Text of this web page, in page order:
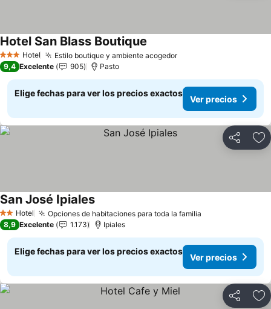
3 Estrellas
Hotel Estilo boutique y ambiente acogedorVer precios
Hotel San Blass Boutique
9,4 Excelente 905 Pasto
Elige fechas para ver los precios exactos
Ver precios
Compartir
2 Estrellas
Hotel Opciones de habitaciones para toda la familia
San José IpialesVer precios
8,9 Excelente 1.173 Ipiales
Elige fechas para ver los precios exactos
Ver precios
Compartir